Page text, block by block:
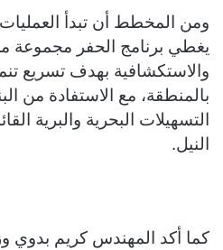
يغطي برنامج الحفر مجموعة من
والاستكشافية بهدف تسريع
بالمنطقة، مع الاستفادة من
التسهيلات البحرية والبرية
النيل.
كما أكد المهندس كريم بدوي